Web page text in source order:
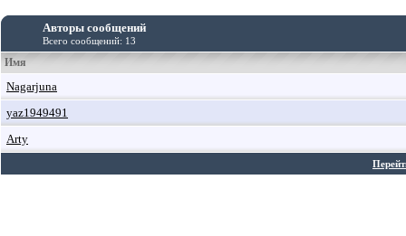
Авторы сообщений
Всего сообщений: 13
Имя
Nagarjuna
yaz1949491
Arty